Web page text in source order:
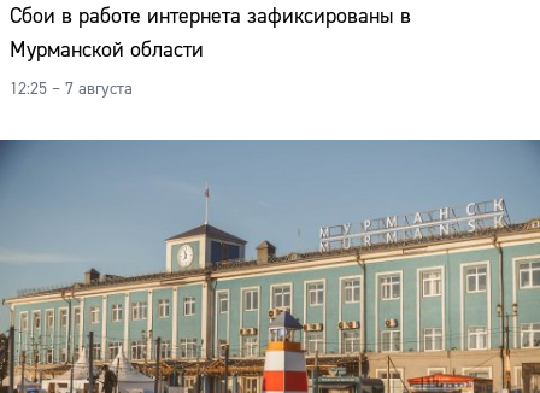
Сбои в работе интернета зафиксированы в
Мурманской области
12:25 – 7 августа